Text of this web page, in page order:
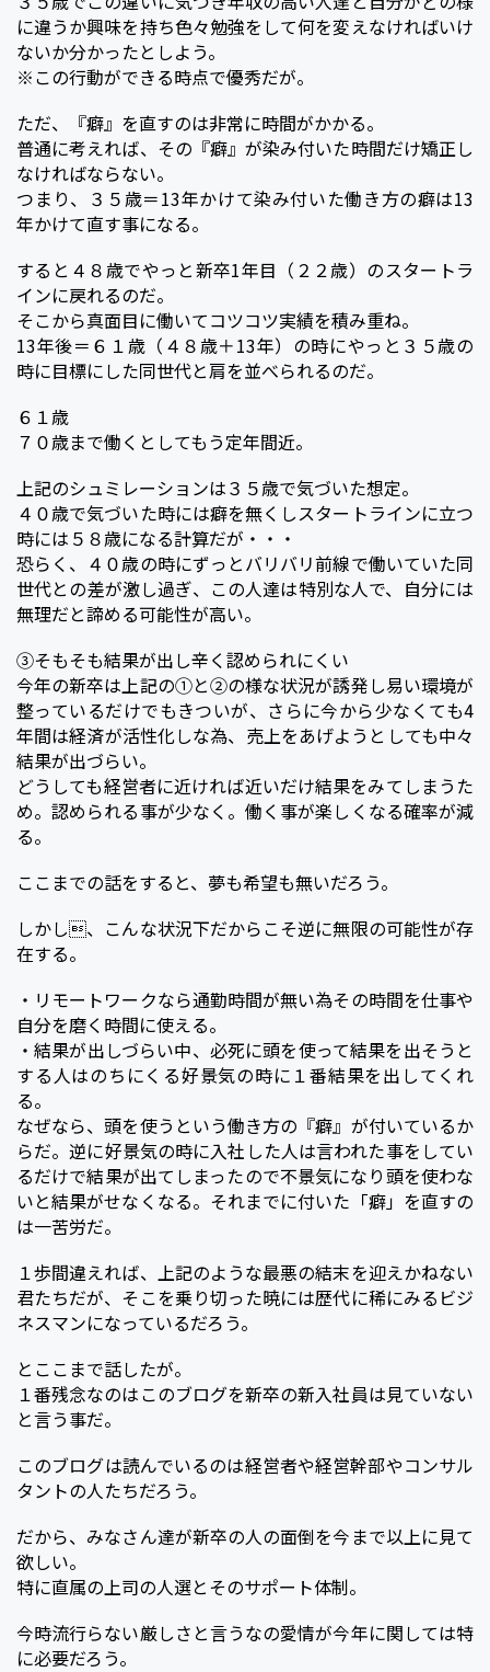
に違うか興味を持ち色々勉強をして何を変えなければいけ
ないか分かったとしよう。
※この行動ができる時点で優秀だが。
ただ、『癖』を直すのは非常に時間がかかる。
普通に考えれば、その『癖』が染み付いた時間だけ矯正し
なければならない。
つまり、３５歳＝13年かけて染み付いた働き方の癖は13
年かけて直す事になる。
すると４８歳でやっと新卒1年目（２２歳）のスタートラ
インに戻れるのだ。
そこから真面目に働いてコツコツ実績を積み重ね。
13年後＝６１歳（４８歳＋13年）の時にやっと３５歳の
時に目標にした同世代と肩を並べられるのだ。
６１歳
７０歳まで働くとしてもう定年間近。
上記のシュミレーションは３５歳で気づいた想定。
４０歳で気づいた時には癖を無くしスタートラインに立つ
時には５８歳になる計算だが・・・
恐らく、４０歳の時にずっとバリバリ前線で働いていた同
世代との差が激し過ぎ、この人達は特別な人で、自分には
無理だと諦める可能性が高い。
③そもそも結果が出し辛く認められにくい
今年の新卒は上記の①と②の様な状況が誘発し易い環境が
整っているだけでもきついが、さらに今から少なくても4
年間は経済が活性化しな為、売上をあげようとしても中々
結果が出づらい。
どうしても経営者に近ければ近いだけ結果をみてしまうた
め。認められる事が少なく。働く事が楽しくなる確率が減
る。
ここまでの話をすると、夢も希望も無いだろう。
しかし、こんな状況下だからこそ逆に無限の可能性が存
在する。
・リモートワークなら通勤時間が無い為その時間を仕事や
自分を磨く時間に使える。
・結果が出しづらい中、必死に頭を使って結果を出そうと
する人はのちにくる好景気の時に１番結果を出してくれ
る。
なぜなら、頭を使うという働き方の『癖』が付いているか
らだ。逆に好景気の時に入社した人は言われた事をしてい
るだけで結果が出てしまったので不景気になり頭を使わな
いと結果がせなくなる。それまでに付いた「癖」を直すの
は一苦労だ。
１歩間違えれば、上記のような最悪の結末を迎えかねない
君たちだが、そこを乗り切った暁には歴代に稀にみるビジ
ネスマンになっているだろう。
とここまで話したが。
１番残念なのはこのブログを新卒の新入社員は見ていない
と言う事だ。
このブログは読んでいるのは経営者や経営幹部やコンサル
タントの人たちだろう。
だから、みなさん達が新卒の人の面倒を今まで以上に見て
欲しい。
特に直属の上司の人選とそのサポート体制。
今時流行らない厳しさと言うなの愛情が今年に関しては特
に必要だろう。